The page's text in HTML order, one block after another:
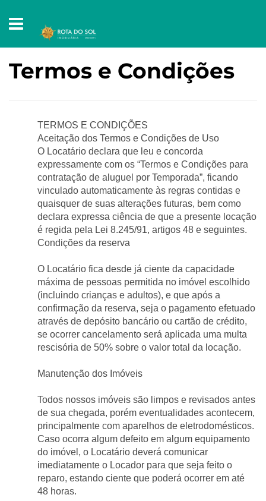
Termos e Condições
TERMOS E CONDIÇÕES
Aceitação dos Termos e Condições de Uso
O Locatário declara que leu e concorda
expressamente com os “Termos e Condições para
contratação de aluguel por Temporada”, ficando
vinculado automaticamente às regras contidas e
quaisquer de suas alterações futuras, bem como
declara expressa ciência de que a presente locação
é regida pela Lei 8.245/91, artigos 48 e seguintes.
Condições da reserva
O Locatário fica desde já ciente da capacidade
máxima de pessoas permitida no imóvel escolhido
(incluindo crianças e adultos), e que após a
confirmação da reserva, seja o pagamento efetuado
através de depósito bancário ou cartão de crédito,
se ocorrer cancelamento será aplicada uma multa
rescisória de 50% sobre o valor total da locação.
Manutenção dos Imóveis
Todos nossos imóveis são limpos e revisados antes
de sua chegada, porém eventualidades acontecem,
principalmente com aparelhos de eletrodomésticos.
Caso ocorra algum defeito em algum equipamento
do imóvel, o Locatário deverá comunicar
imediatamente o Locador para que seja feito o
reparo, estando ciente que poderá ocorrer em até
48 horas.